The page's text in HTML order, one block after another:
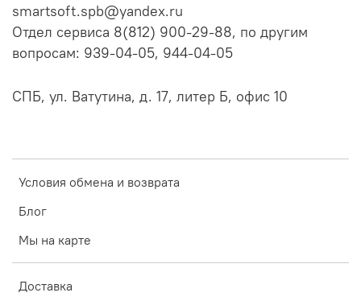
Условия обмена и возврата
Блог
Мы на карте
Доставка
smartsoft.spb@yandex.ru
Отдел сервиса 8(812) 900-29-88, по другим
вопросам: 939-04-05, 944-04-05
СПБ, ул. Ватутина, д. 17, литер Б, офис 10